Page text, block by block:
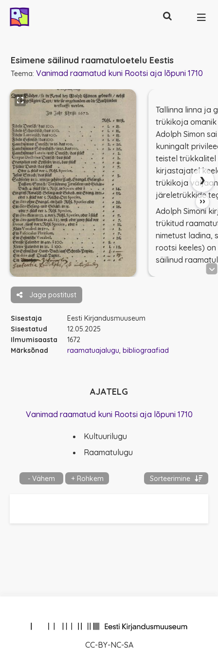
Otsing
Esimene säilinud raamatuloetelu Eestis
Teema: Vanimad raamatud kuni Rootsi aja lõpuni 1710
Tallinna linna ja
trükikoja
Adolph Simon
kuningalt
teistel
kirjastajatel
trükikoja
järeletrükkide
Adolph Simoni
trükitud
nimetust ladina,
rootsi keeles) on
säilinud
››
›
Jaga postitust
Sisestaja
Eesti Kirjandusmuuseum
Sisestatud
12.05.2025
Ilmumisaasta
1672
Märksõnad
raamatuajalugu bibliograafiad
AJATELG
Vanimad raamatud kuni Rootsi aja lõpuni 1710
Kultuurilugu
Raamatulugu
- Vähem + Rohkem Sorteerimine
CC-BY-NC-SA